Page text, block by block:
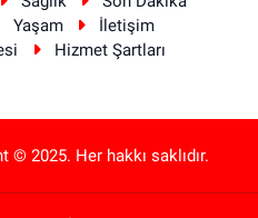
Yaşam
İletişim
Hizmet Şartları
© 2025. Her hakkı saklıdır.